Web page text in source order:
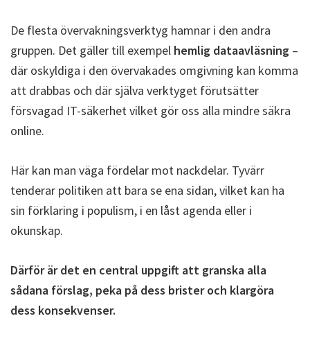
De flesta övervakningsverktyg hamnar i den andra
gruppen. Det gäller till exempel hemlig dataavläsning –
där oskyldiga i den övervakades omgivning kan komma
att drabbas och där själva verktyget förutsätter
försvagad IT-säkerhet vilket gör oss alla mindre säkra
online.
Här kan man väga fördelar mot nackdelar. Tyvärr
tenderar politiken att bara se ena sidan, vilket kan ha
sin förklaring i populism, i en låst agenda eller i
okunskap.
Därför är det en central uppgift att granska alla
sådana förslag, peka på dess brister och klargöra
dess konsekvenser.